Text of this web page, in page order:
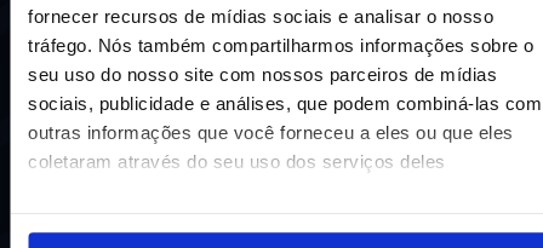
fornecer recursos de mídias sociais e analisar o nosso
tráfego. Nós também compartilharmos informações sobre o
seu uso do nosso site com nossos parceiros de mídias
sociais, publicidade e análises, que podem combiná-las com
outras informações que você forneceu a eles ou que eles
coletaram através do seu uso dos serviços deles
Uma escola com mais de 70 anos de tradição e
compromisso de oferecer aos nossos alunos uma
educação inovadora e de vanguarda. A excelência está em
nosso DNA e por isso temos 16 anos como líderes do
ENEM em Niterói, somos a segunda melhor escola do
Estado e a sétima do Brasil.